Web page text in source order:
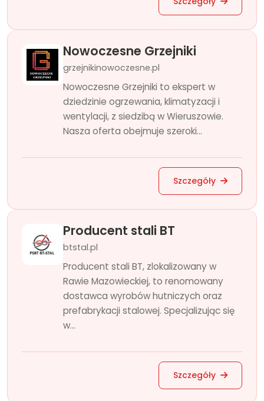
Nowoczesne Grzejniki
grzejnikinowoczesne.pl
Nowoczesne Grzejniki to ekspert w
dziedzinie ogrzewania, klimatyzacji i
wentylacji, z siedzibą w Wieruszowie.
Nasza oferta obejmuje szeroki...
Szczegóły
Producent stali BT
btstal.pl
Producent stali BT, zlokalizowany w
Rawie Mazowieckiej, to renomowany
dostawca wyrobów hutniczych oraz
prefabrykacji stalowej. Specjalizując się
w...
Szczegóły